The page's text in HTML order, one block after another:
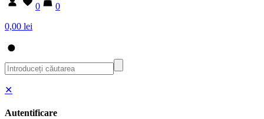
0
0
0,00 lei
✕
Autentificare